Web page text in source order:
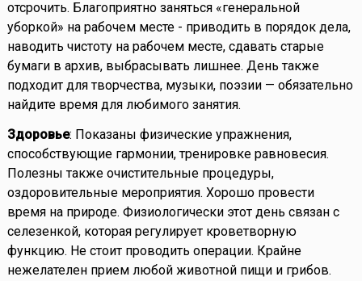
отсрочить. Благоприятно заняться «генеральной
уборкой» на рабочем месте - приводить в порядок дела,
наводить чистоту на рабочем месте, сдавать старые
бумаги в архив, выбрасывать лишнее. День также
подходит для творчества, музыки, поэзии — обязательно
найдите время для любимого занятия.
Здоровье: Показаны физические упражнения,
способствующие гармонии, тренировке равновесия.
Полезны также очистительные процедуры,
оздоровительные мероприятия. Хорошо провести
время на природе. Физиологически этот день связан с
селезенкой, которая регулирует кроветворную
функцию. Не стоит проводить операции. Крайне
нежелателен прием любой животной пищи и грибов.